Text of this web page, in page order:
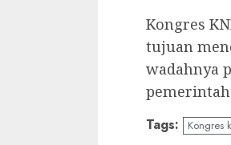
Kongres
tujuan
wadahnya
Tags: Kongres